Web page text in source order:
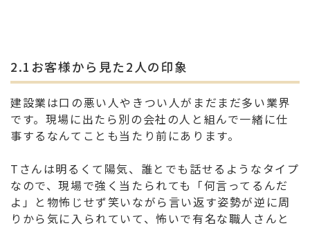
2.1お客様から見た2人の印象
建設業は口の悪い人やきつい人がまだまだ多い業界
です。現場に出たら別の会社の人と組んで一緒に仕
事するなんてことも当たり前にあります。
Tさんは明るくて陽気、誰とでも話せるようなタイプ
なので、現場で強く当たられても「何言ってるんだ
よ」と物怖じせず笑いながら言い返す姿勢が逆に周
りから気に入られていて、怖いで有名な職人さんと